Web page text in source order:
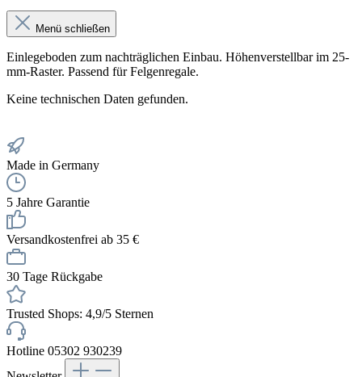
Menü schließen
Einlegeboden zum nachträglichen Einbau. Höhenverstellbar im 25-
mm-Raster. Passend für Felgenregale.
Keine technischen Daten gefunden.
Made in Germany
5 Jahre Garantie
Versandkostenfrei ab 35 €
30 Tage Rückgabe
Trusted Shops: 4,9/5 Sternen
Hotline 05302 930239